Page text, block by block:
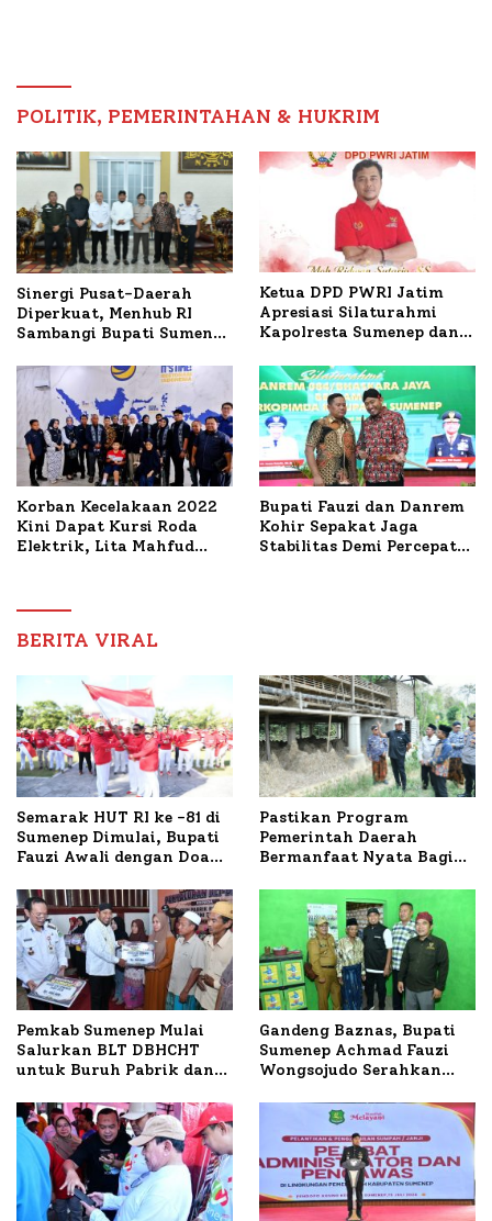
POLITIK, PEMERINTAHAN & HUKRIM
Sinergi Pusat-Daerah
Diperkuat, Menhub RI
Sambangi Bupati Sumenep
Mutiara Sentosa II
Ketua DPD PWRI Jatim
Apresiasi Silaturahmi
Kapolresta Sumenep dan
Ideal Polri-Pers
Korban Kecelakaan 2022
Kini Dapat Kursi Roda
Elektrik, Lita Mahfud
Nabil
Bupati Fauzi dan Danrem
Kohir Sepakat Jaga
Stabilitas Demi Percepat
BERITA VIRAL
Semarak HUT RI ke -81 di
Sumenep Dimulai, Bupati
Fauzi Awali dengan Doa
Terbakar
Pastikan Program
Pemerintah Daerah
Bermanfaat Nyata Bagi
Sumenep Tinjau Langsung
Budidaya Lele dan Ayam
Petelur di Desa Bataal
Timur
Pemkab Sumenep Mulai
Salurkan BLT DBHCHT
untuk Buruh Pabrik dan
Gandeng Baznas, Bupati
Sumenep Achmad Fauzi
Wongsojudo Serahkan
Dua Kecamatan